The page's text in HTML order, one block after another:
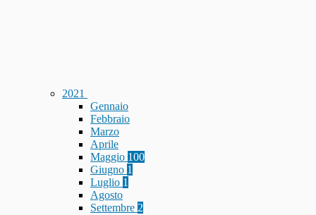
2021
Gennaio
Febbraio
Marzo
Aprile
Maggio 100
Giugno 1
Luglio 1
Agosto
Settembre 2